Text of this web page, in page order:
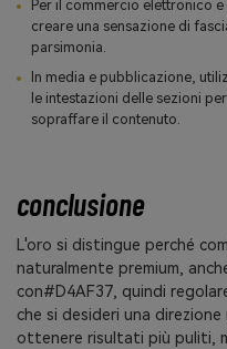
Per il commercio elettronico
creare una sensazione di
parsimonia.
In media e pubblicazione,
le intestazioni delle sezioni
sopraffare il contenuto.
conclusione
L'oro si distingue perché
naturalmente premium,
con#D4AF37, quindi
che si desideri una
ottenere risultati più puliti,